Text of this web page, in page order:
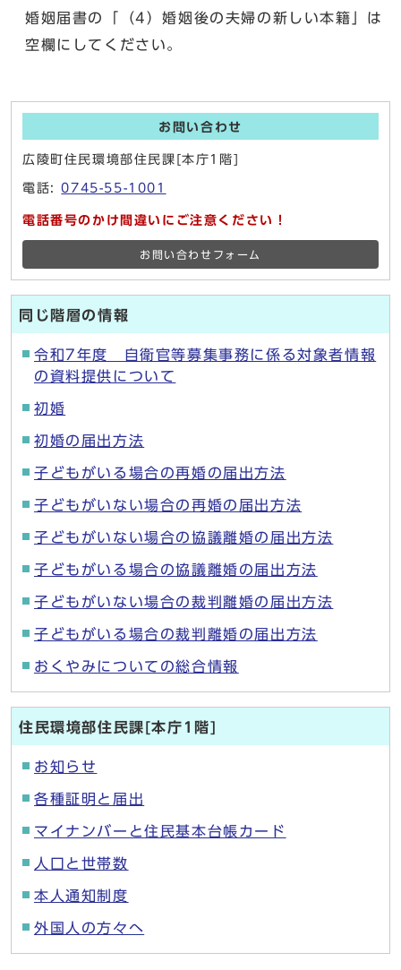
婚姻届書の「（4）婚姻後の夫婦の新しい本籍」は
空欄にしてください。
お問い合わせ
広陵町住民環境部住民課[本庁1階]
電話:0745-55-1001
電話番号のかけ間違いにご注意ください！
お問い合わせフォーム
同じ階層の情報
令和7年度 自衛官等募集事務に係る対象者情報
の資料提供について
初婚
初婚の届出方法
子どもがいる場合の再婚の届出方法
子どもがいない場合の再婚の届出方法
子どもがいない場合の協議離婚の届出方法
子どもがいる場合の協議離婚の届出方法
子どもがいない場合の裁判離婚の届出方法
子どもがいる場合の裁判離婚の届出方法
おくやみについての総合情報
住民環境部住民課[本庁1階]
お知らせ
各種証明と届出
マイナンバーと住民基本台帳カード
人口と世帯数
本人通知制度
外国人の方々へ